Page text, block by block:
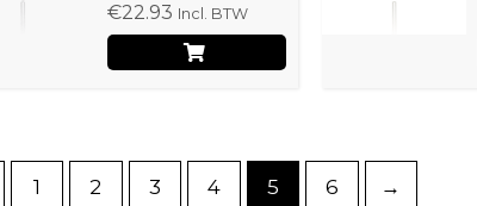
€22.93 Incl. BTW
1 2 3 4 5 6 →